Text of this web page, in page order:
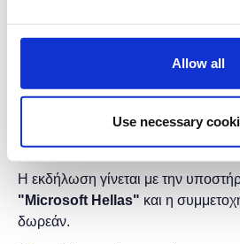
Allow all
Use necessary
Τα μαθήματα γίνονται μόνο με
Διάρκεια προγράμματος: 6 ώρες.
ΣτοFound.ation
Η εκδήλωση γίνεται με την
" Microsoft Hellas" και η
δωρεάν.